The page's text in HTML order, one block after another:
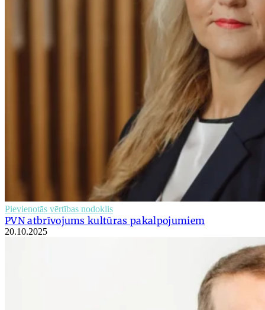
Pievienotās vērtības nodoklis
PVN atbrīvojums kultūras pakalpojumiem
20.10.2025